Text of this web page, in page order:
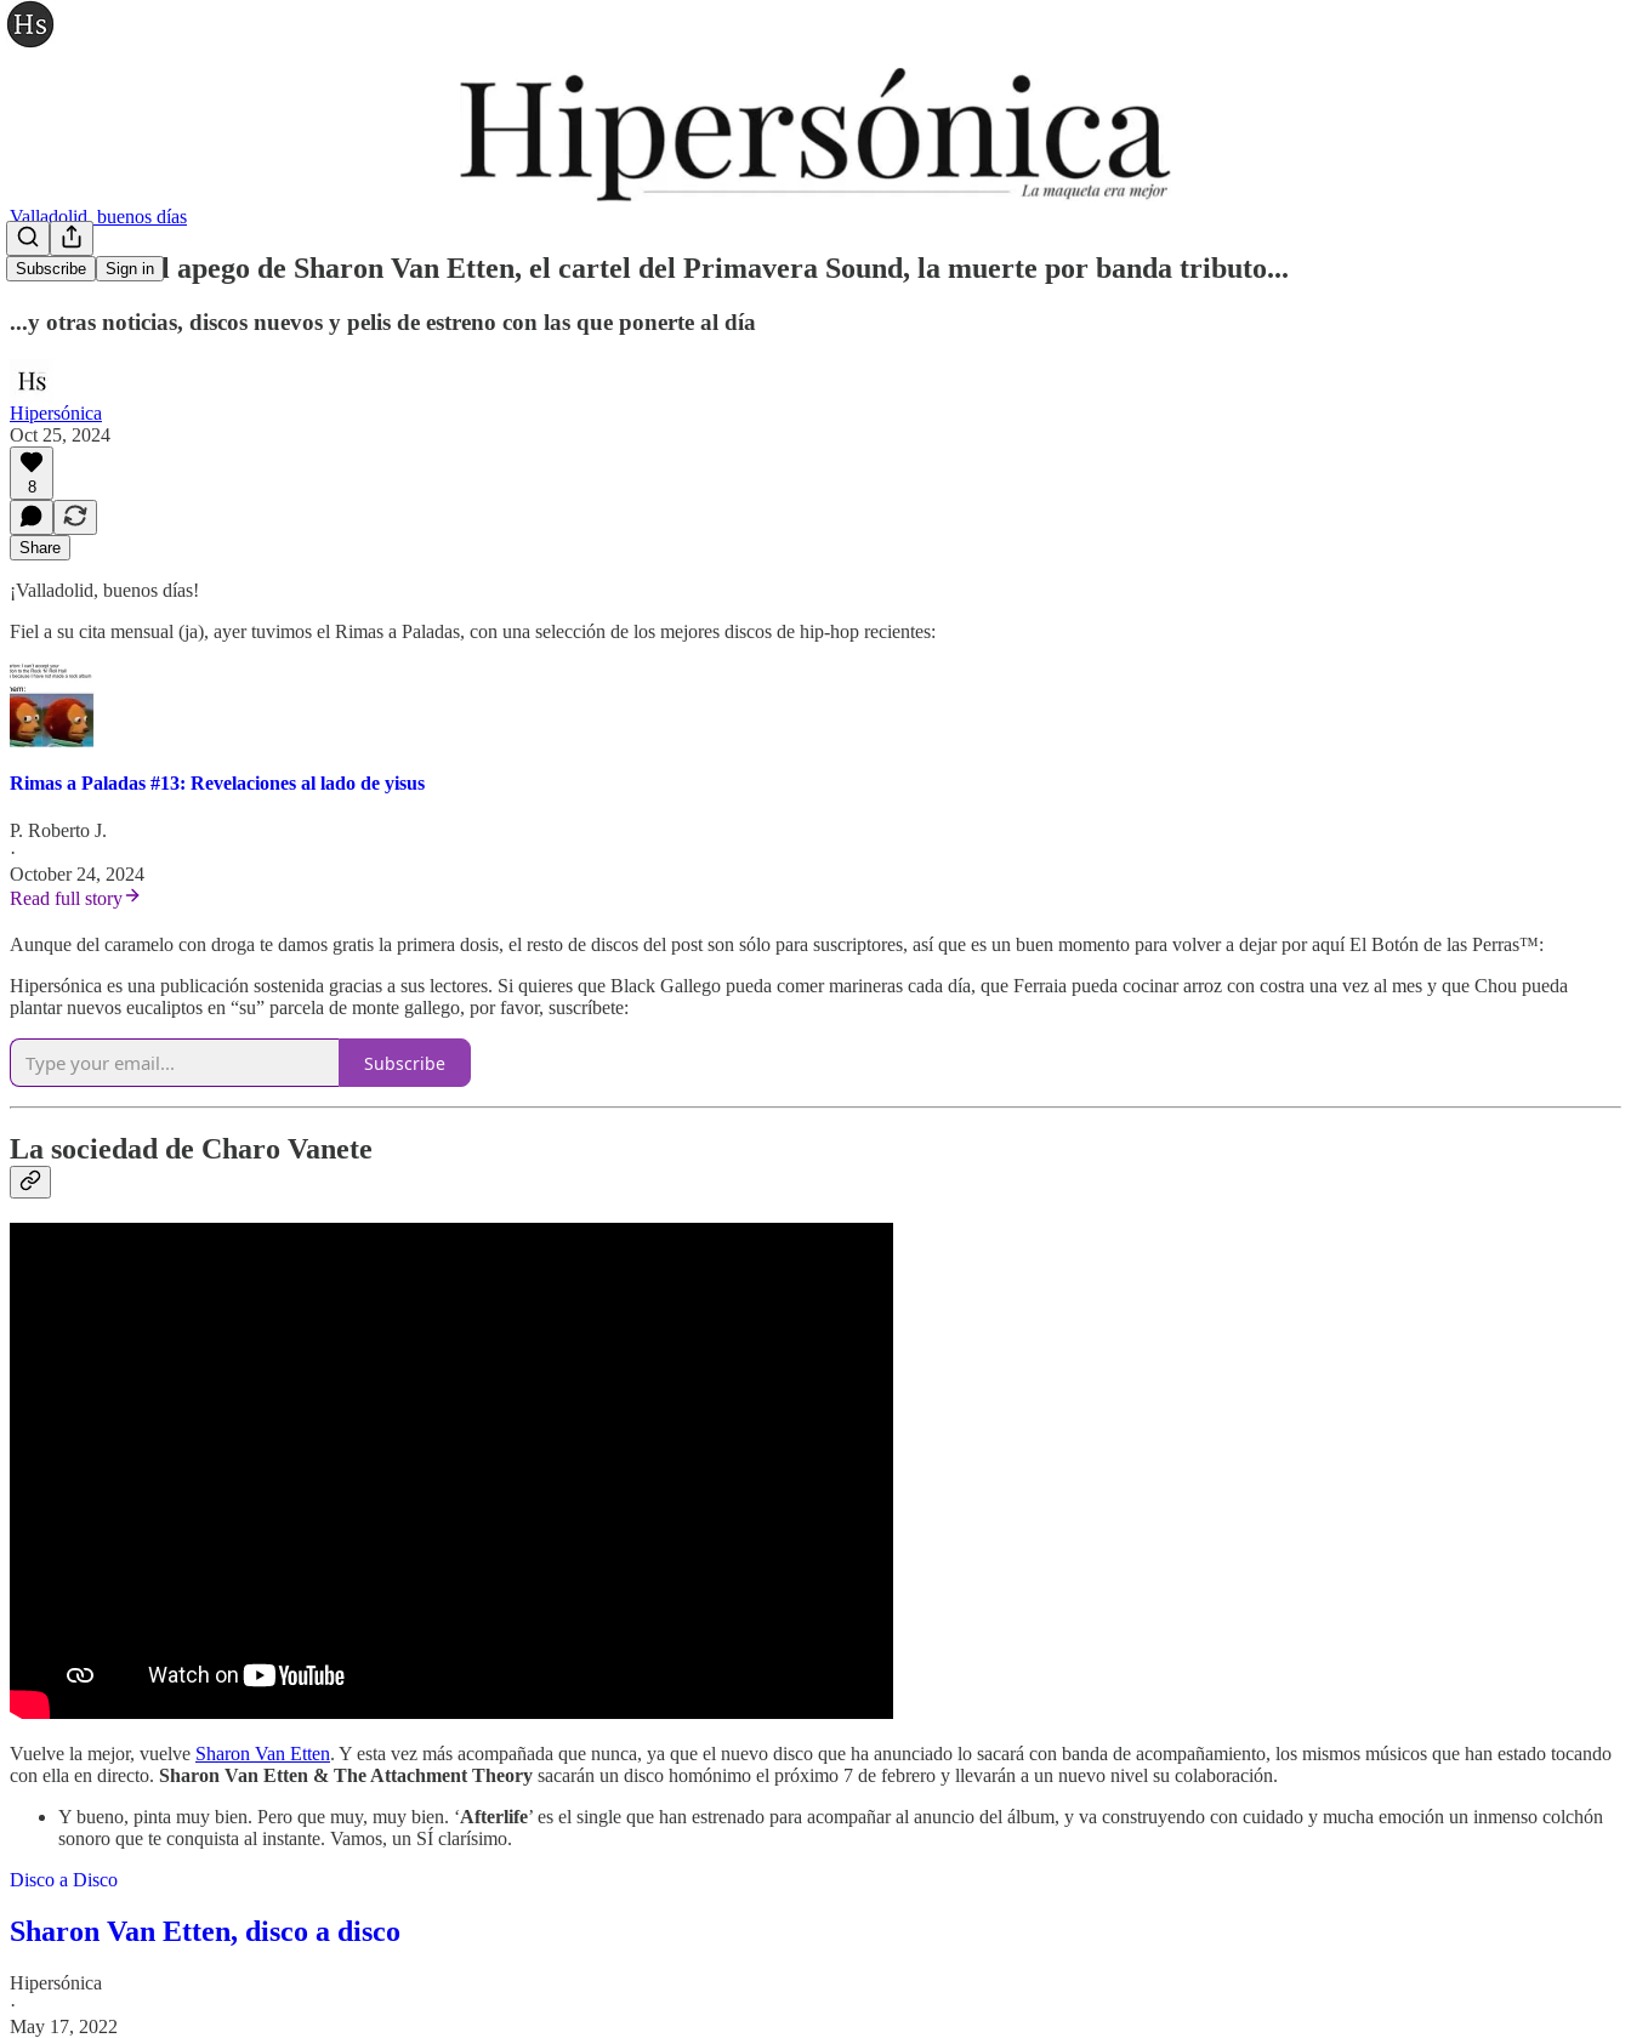
Subscribe Sign in
Valladolid, buenos días
La teoría del apego de Sharon Van Etten, el cartel del Primavera Sound, la muerte por banda tributo...
...y otras noticias, discos nuevos y pelis de estreno con las que ponerte al día
Hipersónica
Oct 25, 2024
8
Share
¡Valladolid, buenos días!
Fiel a su cita mensual (ja), ayer tuvimos el Rimas a Paladas, con una selección de los mejores discos de hip-hop recientes:
Rimas a Paladas #13: Revelaciones al lado de yisus
P. Roberto J.
·
October 24, 2024
Read full story
Aunque del caramelo con droga te damos gratis la primera dosis, el resto de discos del post son sólo para suscriptores, así que es un buen momento para volver a dejar por aquí El Botón de las Perras™:
Hipersónica es una publicación sostenida gracias a sus lectores. Si quieres que Black Gallego pueda comer marineras cada día, que Ferraia pueda cocinar arroz con costra una vez al mes y que Chou pueda
plantar nuevos eucaliptos en “su” parcela de monte gallego, por favor, suscríbete:
Subscribe
La sociedad de Charo Vanete
Vuelve la mejor, vuelve Sharon Van Etten. Y esta vez más acompañada que nunca, ya que el nuevo disco que ha anunciado lo sacará con banda de acompañamiento, los mismos músicos que han estado tocando
con ella en directo. Sharon Van Etten & The Attachment Theory sacarán un disco homónimo el próximo 7 de febrero y llevarán a un nuevo nivel su colaboración.
Y bueno, pinta muy bien. Pero que muy, muy bien. ‘Afterlife’ es el single que han estrenado para acompañar al anuncio del álbum, y va construyendo con cuidado y mucha emoción un inmenso colchón
sonoro que te conquista al instante. Vamos, un SÍ clarísimo.
Disco a Disco
Sharon Van Etten, disco a disco
Hipersónica
·
May 17, 2022